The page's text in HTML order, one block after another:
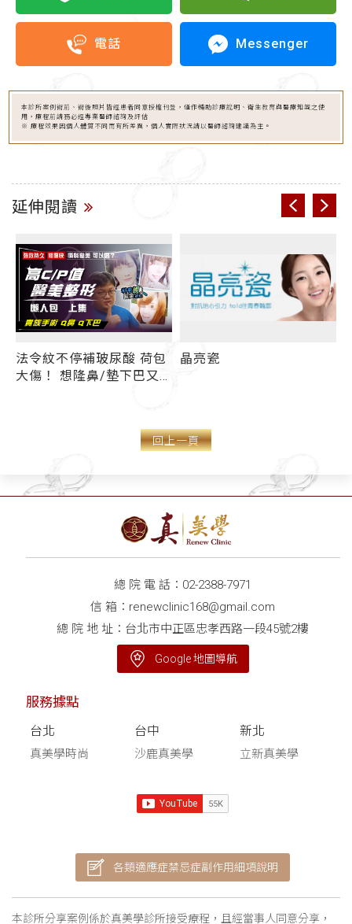
電話 Messenger
本診所案例術前、術後照片皆經患者同意授權刊登，僅作輔助診療說明、衛生教育與醫療知識之使
用，療程前請務必經專業醫師諮詢及評估
※ 療程效果因個人體質不同而有所差異，個人實際狀況請以醫師諮詢建議為主。
延伸閱讀
法令紋不停補玻尿酸 荷包
大傷！ 想隆鼻/墊下巴又
C/P值醫美整形懶人包(上
晶亮瓷
回上一頁
總 院 電 話： 02-2388-7971
信 箱： renewclinic168@gmail.com
總 院 地 址：台北市中正區忠孝西路一段45號2樓
Google 地圖導航
服務據點
台北
真美學時尚
台中
沙鹿真美學
新北
立新真美學
各類適應症禁忌症副作用細項說明
本診所分享案例係於真美學診所接受療程，且經當事人同意分享，